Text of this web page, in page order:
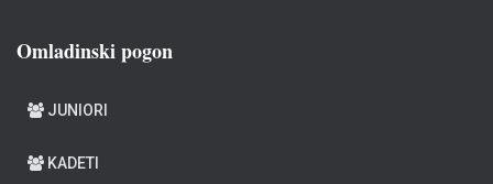
Omladinski pogon
JUNIORI
KADETI